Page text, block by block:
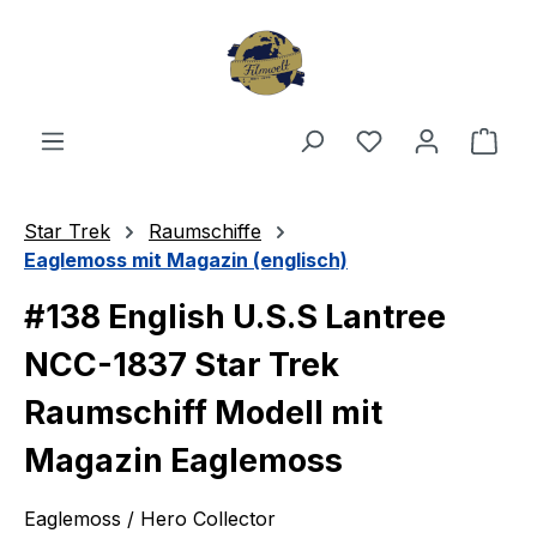
Du hast 0
Star Trek
Raumschiffe
Eaglemoss mit Magazin (englisch)
#138 English U.S.S Lantree
NCC-1837 Star Trek
Raumschiff Modell mit
Magazin Eaglemoss
Eaglemoss / Hero Collector